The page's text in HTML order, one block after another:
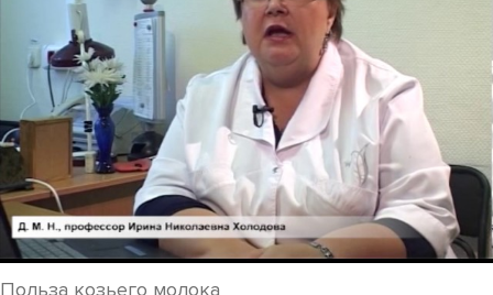
Польза козьего молока